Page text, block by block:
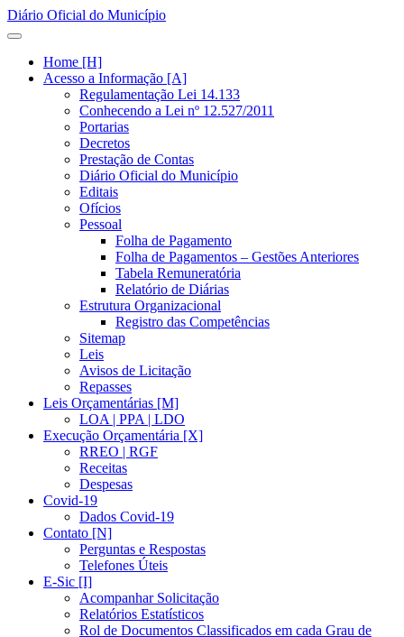
Diário Oficial do Município
Home [H]
Acesso a Informação [A]
Regulamentação Lei 14.133
Conhecendo a Lei nº 12.527/2011
Portarias
Decretos
Prestação de Contas
Diário Oficial do Município
Editais
Ofícios
Pessoal
Folha de Pagamento
Folha de Pagamentos – Gestões Anteriores
Tabela Remuneratória
Relatório de Diárias
Estrutura Organizacional
Registro das Competências
Sitemap
Leis
Avisos de Licitação
Repasses
Leis Orçamentárias [M]
LOA | PPA | LDO
Execução Orçamentária [X]
RREO | RGF
Receitas
Despesas
Covid-19
Dados Covid-19
Contato [N]
Perguntas e Respostas
Telefones Úteis
E-Sic [I]
Acompanhar Solicitação
Relatórios Estatísticos
Rol de Documentos Classificados em cada Grau de